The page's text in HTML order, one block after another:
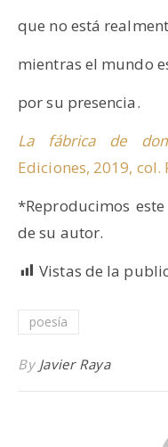
que no está
mientras el mundo
por su presencia.
La fábrica de
Ediciones, 2019, col.
*Reproducimos
de su autor.
Vistas de la
poesía
By Javier Raya